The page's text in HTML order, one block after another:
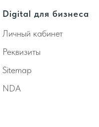
Digital для бизнеса
Личный кабинет
Реквизиты
Sitemap
NDA